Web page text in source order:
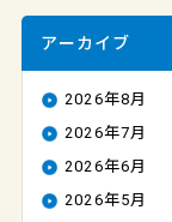
アーカイブ
2026年8月
2026年7月
2026年6月
2026年5月